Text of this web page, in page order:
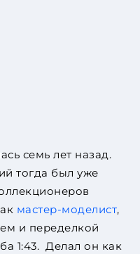
семь лет назад.
тогда был уже
мастер-моделист,
и переделкой
1:43. Делал он как